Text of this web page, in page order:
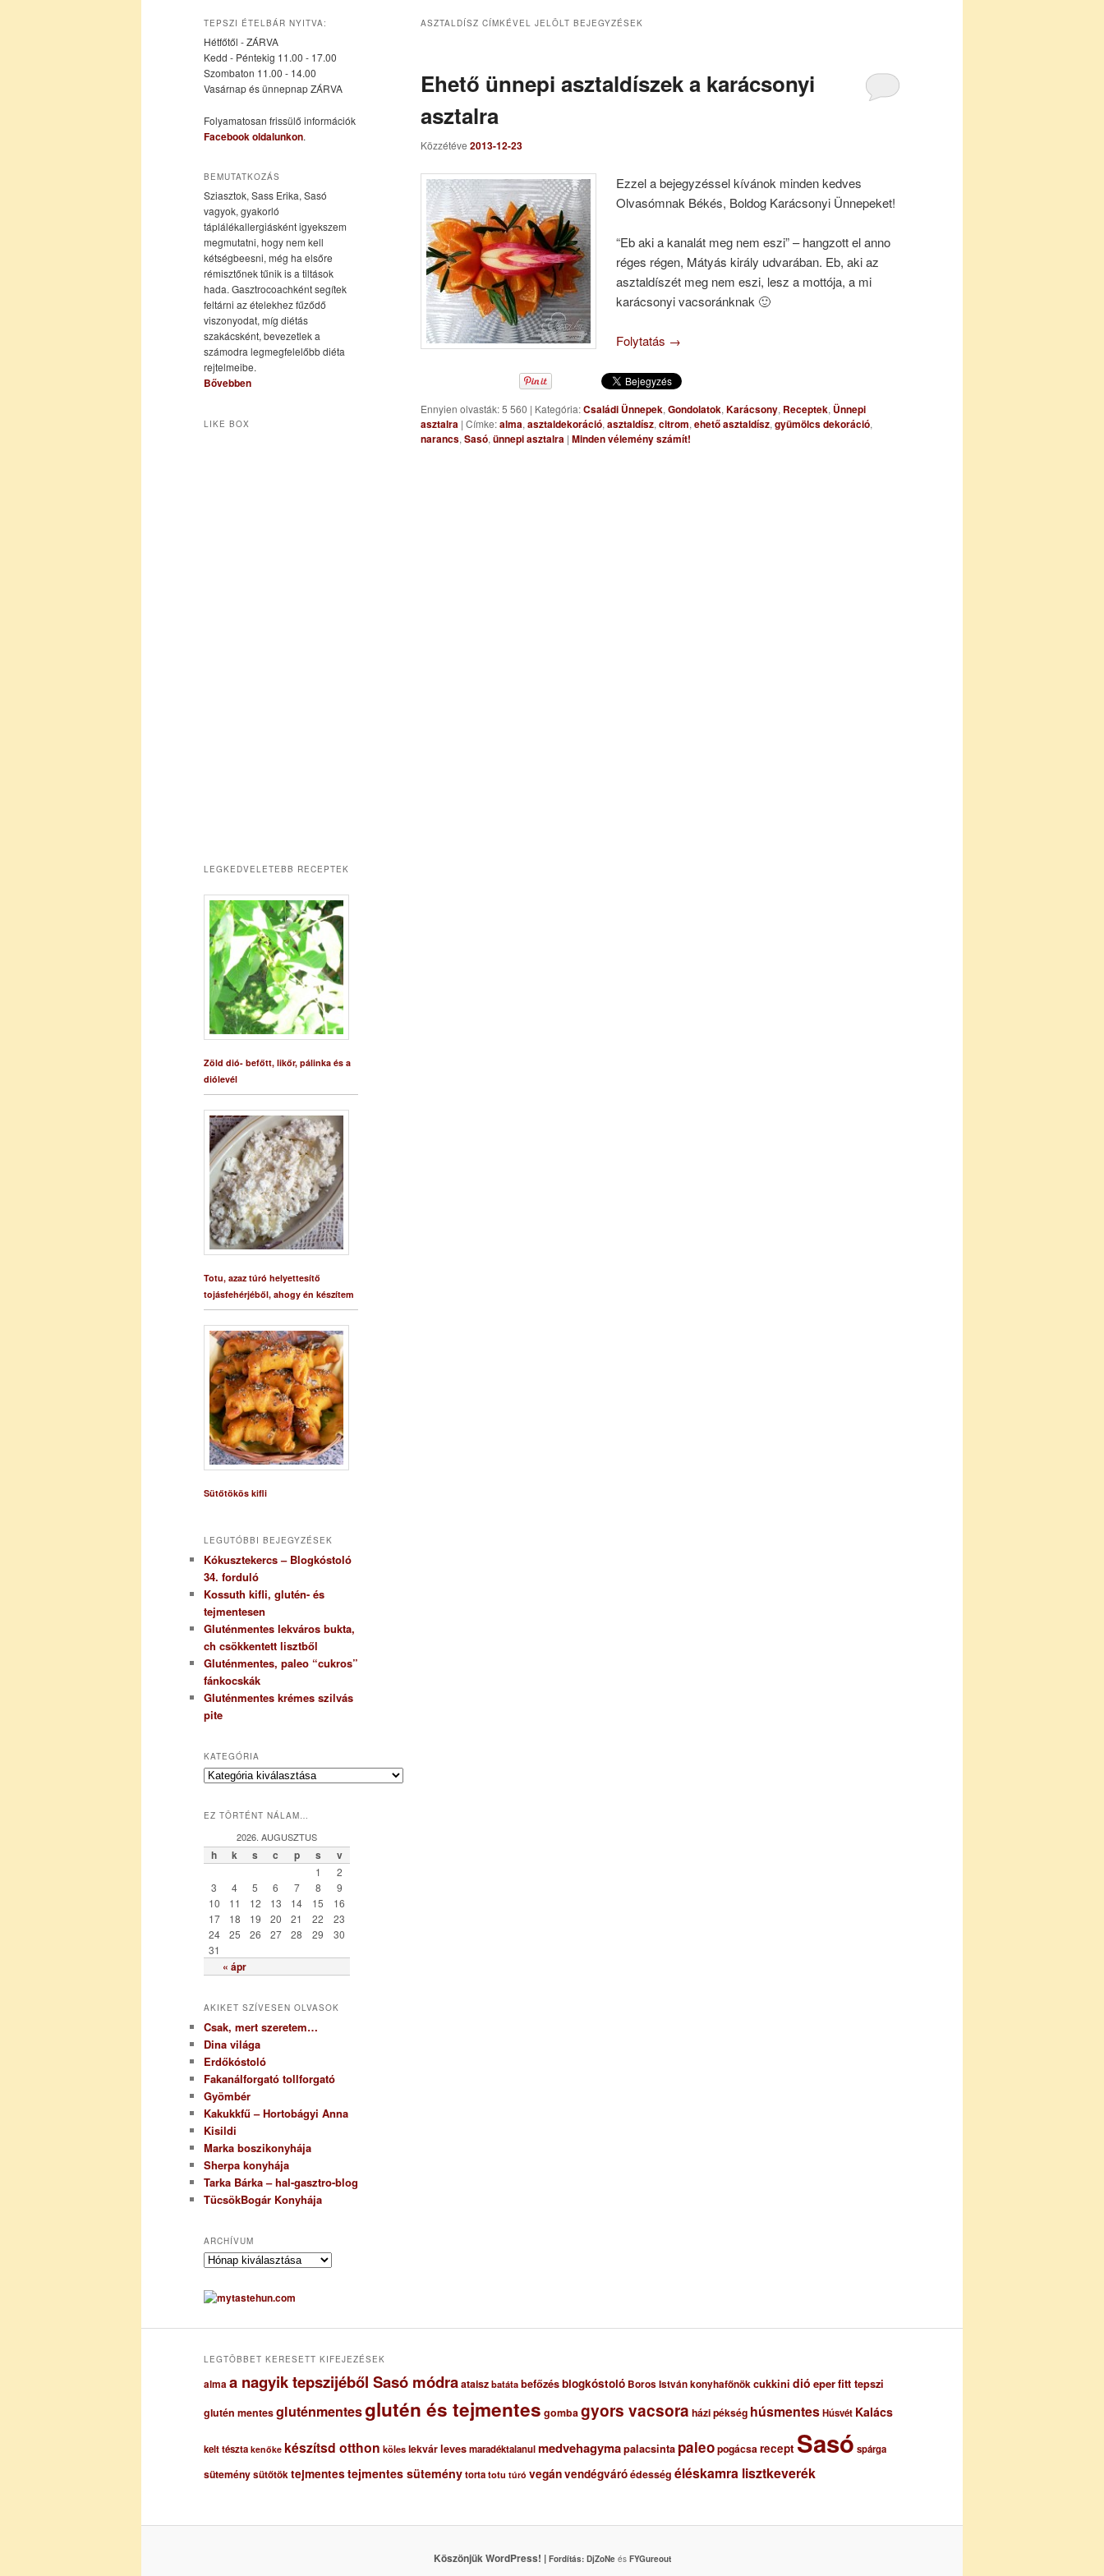
elsődleges
tartalomra
másodlagos
tartalomra
ASZTALDÍSZ CÍMKÉVEL JELÖLT BEJEGYZÉSEK
Ehető ünnepi asztaldíszek a karácsonyi
asztalra
Közzétéve 2013-12-23
Ezzel a bejegyzéssel kívánok minden kedves
Olvasómnak Békés, Boldog Karácsonyi Ünnepeket!
“Eb aki a kanalát meg nem eszi” – hangzott el anno
réges régen, Mátyás király udvarában. Eb, aki az
asztaldíszét meg nem eszi, lesz a mottója, a mi
karácsonyi vacsoránknak 🙂
Folytatás →
Ennyien olvasták: 5 560 | Kategória:Családi Ünnepek, Gondolatok, Karácsony, Receptek, Ünnepi
asztalra | Címke:alma, asztaldekoráció, asztaldísz, citrom, ehető asztaldísz, gyümölcs dekoráció,
narancs, Sasó, ünnepi asztalra | Minden vélemény számít!
TEPSZI ÉTELBÁR NYITVA:
Hétfőtől - ZÁRVA
Kedd - Péntekig 11.00 - 17.00
Szombaton 11.00 - 14.00
Vasárnap és ünnepnap ZÁRVA
Folyamatosan frissülő információk
Facebook oldalunkon.
BEMUTATKOZÁS
Sziasztok, Sass Erika, Sasó
vagyok, gyakorló
táplálékallergiásként igyekszem
megmutatni, hogy nem kell
kétségbeesni, még ha elsőre
rémisztőnek tűnik is a tiltások
hada. Gasztrocoachként segítek
feltárni az ételekhez fűződő
viszonyodat, míg diétás
szakácsként, bevezetlek a
számodra legmegfelelőbb diéta
rejtelmeibe.
Bővebben
LIKE BOX
LEGKEDVELETEBB RECEPTEK
Zöld dió- befőtt, likőr, pálinka és a
diólevél
Totu, azaz túró helyettesítő
tojásfehérjéből, ahogy én készítem
Sütőtökös kifli
LEGUTÓBBI BEJEGYZÉSEK
Kókusztekercs – Blogkóstoló
34. forduló
Kossuth kifli, glutén- és
tejmentesen
Gluténmentes lekváros bukta,
ch csökkentett lisztből
Gluténmentes, paleo “cukros”
fánkocskák
Gluténmentes krémes szilvás
pite
KATEGÓRIA
K
e
r
EZ TÖRTÉNT NÁLAM…
2026. AUGUSZTUS
h k s c p s v
« ápr
1
2
3
4 5 6 7 8
9
10
11 12 13 14 15
16
17
18 19 20 21 22
23
24
25 26 27 28 29
30
31
AKIKET SZÍVESEN OLVASOK
Csak, mert szeretem…
Dina világa
Erdőkóstoló
Fakanálforgató tollforgató
Gyömbér
Kakukkfű – Hortobágyi Anna
Kisildi
Marka boszikonyhája
Sherpa konyhája
Tarka Bárka – hal-gasztro-blog
TücsökBogár Konyhája
ARCHÍVUM
A
c
h
uLEGTÖBBET KERESETT KIFEJEZÉSEK
almaa nagyik tepszijéből Sasó módraataisz batáta befőzésblogkóstoló Boros István konyhafőnökcukkini dió eperfitt tepszi
glutén mentesgluténmentesglutén és tejmentes gombagyors vacsora házi pékség húsmentesHúsvét Kalács
kelt tészta kenőke készítsd otthon köles lekvárlevesmaradéktalanulmedvehagymapalacsinta paleopogácsarecept Sasó spárga
süteménysütőtöktejmentestejmentes süteménytorta totu túró vegánvendégváróédesség éléskamra lisztkeverék
Köszönjük WordPress! | Fordítás: DjZoNeés FYGureout